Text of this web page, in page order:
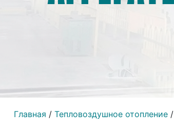
Главная / Тепловоздушное отопление/